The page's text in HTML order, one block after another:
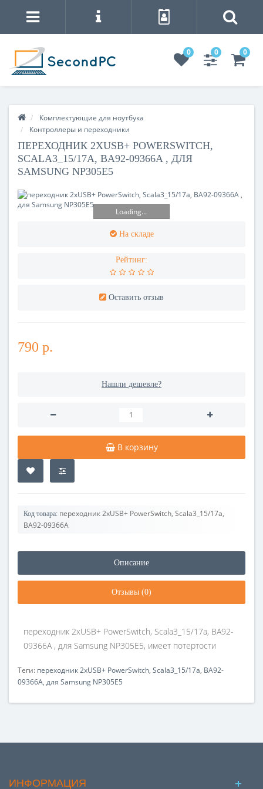
0 0 0
Комплектующие для ноутбука
Контроллеры и переходники
ПЕРЕХОДНИК 2XUSB+ POWERSWITCH,
SCALA3_15/17A, BA92-09366A , ДЛЯ
SAMSUNG NP305E5
Loading...
На складе
Рейтинг:
Оставить отзыв
790 р.
Нашли дешевле?
В корзину
Код товара: переходник 2xUSB+ PowerSwitch, Scala3_15/17a,
BA92-09366A
Описание
Отзывы (0)
переходник 2xUSB+ PowerSwitch, Scala3_15/17a, BA92-
09366A , для Samsung NP305E5, имеет потертости
Теги: переходник 2xUSB+ PowerSwitch, Scala3_15/17a, BA92-
09366A, для Samsung NP305E5
ИНФОРМАЦИЯ